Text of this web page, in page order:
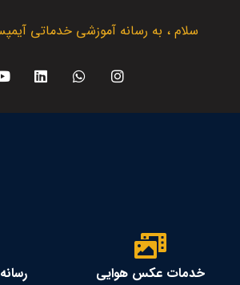
سلام ، به رسانه آموزشی خدماتی
خدمات عکس هوایی